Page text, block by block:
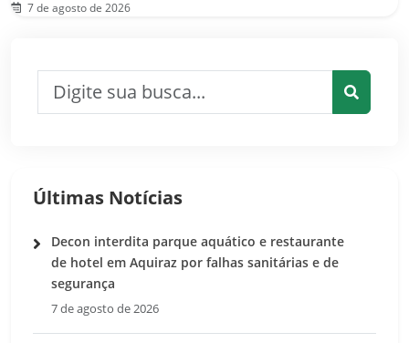
7 de agosto de 2026
Últimas Notícias
Decon interdita parque aquático e restaurante
de hotel em Aquiraz por falhas sanitárias e de
segurança
7 de agosto de 2026